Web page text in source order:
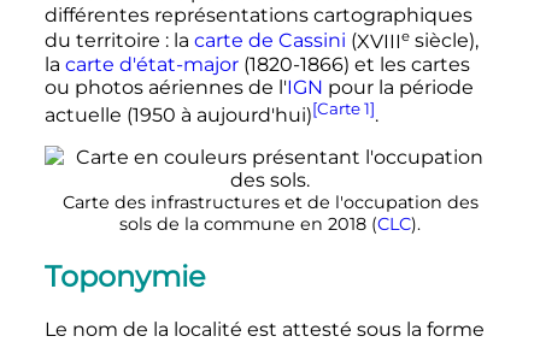
différentes représentations cartographiques
du territoire : la carte de Cassini (XVIIIe siècle),
la carte d'état-major(1820-1866) et les cartes
ou photos aériennes de l'IGN pour la période
actuelle (1950 à aujourd'hui)[Carte 1].
Carte des infrastructures et de l'occupation des
sols de la commune en 2018 (CLC).
Toponymie
Le nom de la localité est attesté sous la forme